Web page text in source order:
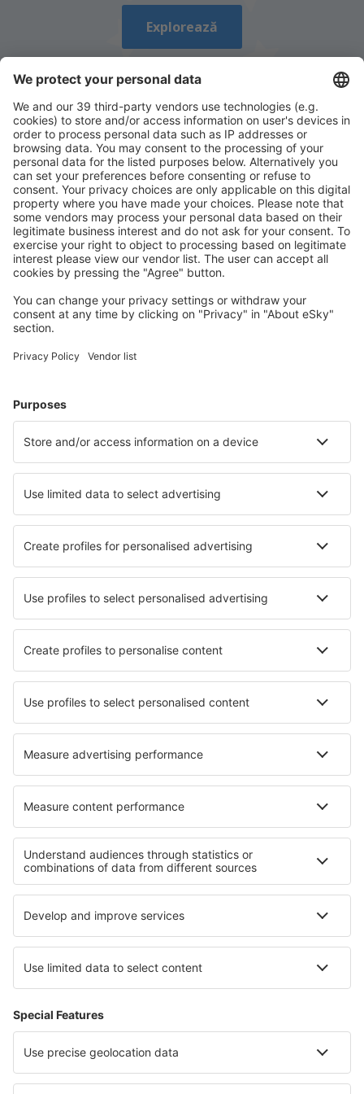
Explorează
Descarcă aplicația noastrăși organizează-ţi
convenabil călătoriile
Planifică-ți călătoria
Zbor+Hotel
Hoteluri
Transferuri aeroport
Atracţii
Evenimente sportive
Află mai multe
Aplicație mobilă
Companii aeriene
Wizz Air
FlyOne
Air Moldova
HiSky
Blue Air
Ryanair
Despre eSky
Termeni şi condiţii
Rezervările mele
Politica de confidențialitate
Asistenţă şi contact
Țări
Siteuri internaționale